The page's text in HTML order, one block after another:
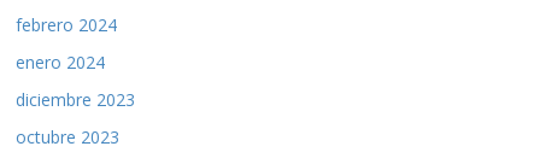
febrero 2024
enero 2024
diciembre 2023
octubre 2023